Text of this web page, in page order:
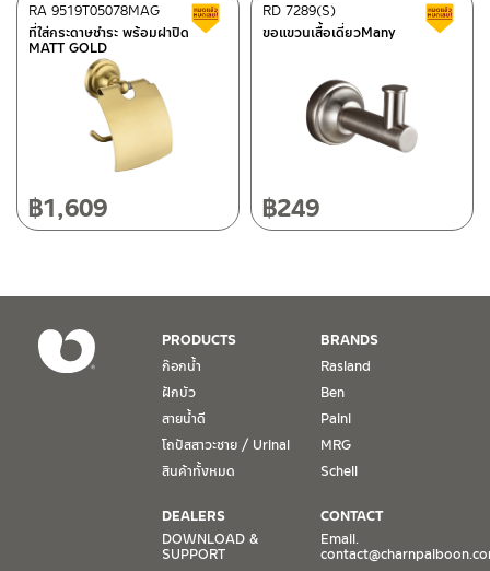
ศูนย์บริการและอะไหล่ เชียงใหม่
118/33 โครงการอรสิริน ม.8 ต.สันปูเลย อ.ดอยสะเก็ด เชียงใหม่
โทร: 080-075-2626
วันและเวลาทำการ
วันจันทร์ – วันศุกร์ เวลา 8:30-17:30 น.
วันเสาร์ เวลา 8:30-15:00 น.
1. การรับประกัน จะต้องมีหลักฐานการซื้อ หรือ ใบเสร็จ โดยทางบริษัทฯ
ขอตรวจสอบโดยนับวันซื้อขายเป็นสำคัญ ทางบริษัทฯ ไม่สามารถให้
เงื่อนไขการรับประกันสินค้าได้ หากไม่มีเอกสารดังกล่าว
2. การรับประกันสินค้า จะรับประกันฉพาะสินค้าที่อยู่ในสภาพการใช้งาน
ปกติ หากมีตำหนิ ชำรุด ร้าว ตกพื้น หรือสภาพภายนอกอยู่ในสภาพที่ใช้
3. การรับประกันสินค้า จะรับประกันเฉพาะชิ้นส่วนที่แจ้ง เช่น ก๊อกน้ำ จะ
รับประกันเฉพาะวาล์วก๊อกน้ำไม่รั่วซึม ดังนั้นการรับประกันจะเป็นการ
ติดต่อ ชาญไพบูลย์ / Contact Us
ที่ใส่กระดาษชำระ พร้อมฝาปิด
MATT GOLD
RA 9519T05078MAG สินค้าลดราคา เคลียร์สต็อก
฿1,609
ขอแขวนเสื้อเดี่ยวMany
RD 7289(S)
฿249
PRODUCTS
ก๊อกน้ำ
ฝักบัว
สายน้ำดี
โถปัสสาวะชาย / Urinal
สินค้าทั้งหมด
BRANDS
Rasland
Ben
Paini
MRG
Schell
DEALERS
DOWNLOAD &
SUPPORT
CONTACT
Email.